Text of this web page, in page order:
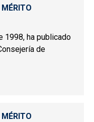
1998, ha publicado
de
AL MÉRITO